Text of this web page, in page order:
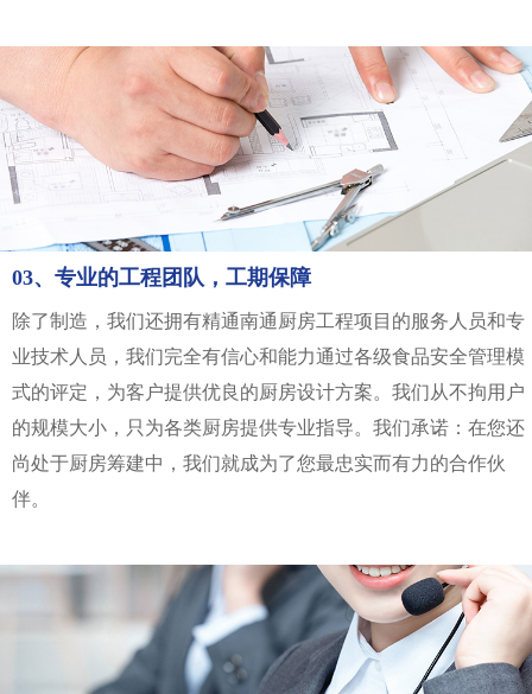
03、专业的工程团队，工期保障
除了制造，我们还拥有精通南通厨房工程项目的服务人员和专
业技术人员，我们完全有信心和能力通过各级食品安全管理模
式的评定，为客户提供优良的厨房设计方案。我们从不拘用户
的规模大小，只为各类厨房提供专业指导。我们承诺：在您还
尚处于厨房筹建中，我们就成为了您最忠实而有力的合作伙
伴。